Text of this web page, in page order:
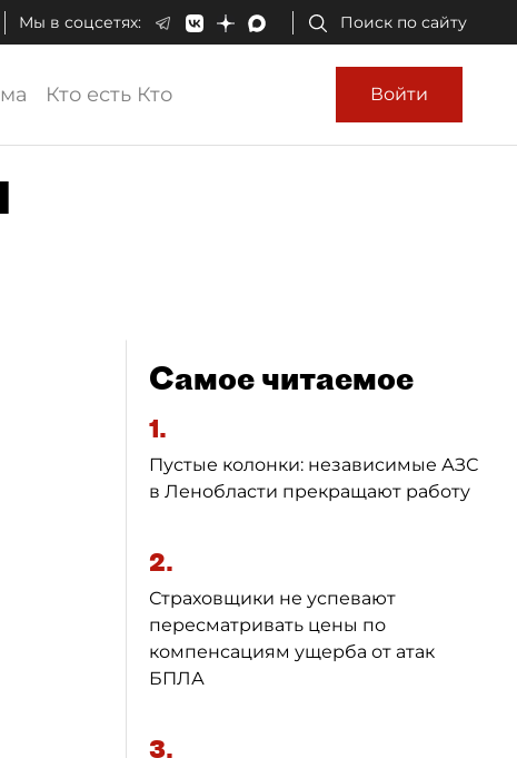
Мы в соцсетях: Поиск по сайту
Кто есть Кто Войти
Самое читаемое
1.
Пустые колонки: независимые АЗС
в Ленобласти прекращают работу
2.
Страховщики не успевают
пересматривать цены по
компенсациям ущерба от атак
БПЛА
3.